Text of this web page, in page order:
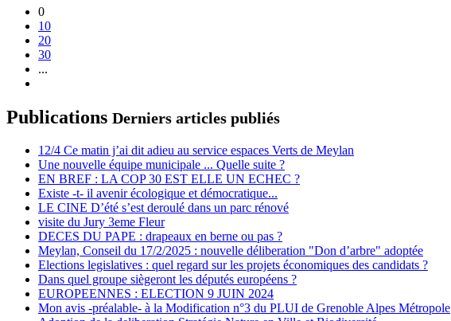
0
10
20
30
...
Publications Derniers articles publiés
12/4 Ce matin j’ai dit adieu au service espaces Verts de Meylan
Une nouvelle équipe municipale ... Quelle suite ?
EN BREF : LA COP 30 EST ELLE UN ECHEC ?
Existe -t- il avenir écologique et démocratique...
LE CINE D’été s’est deroulé dans un parc rénové
visite du Jury 3eme Fleur
DECES DU PAPE : drapeaux en berne ou pas ?
Meylan, Conseil du 17/2/2025 : nouvelle déliberation "Don d’arbre" adoptée
Elections legislatives : quel regard sur les projets économiques des candidats ?
Dans quel groupe siègeront les députés européens ?
EUROPEENNES : ELECTION 9 JUIN 2024
Mon avis -préalable- à la Modification n°3 du PLUI de Grenoble Alpes Métropole